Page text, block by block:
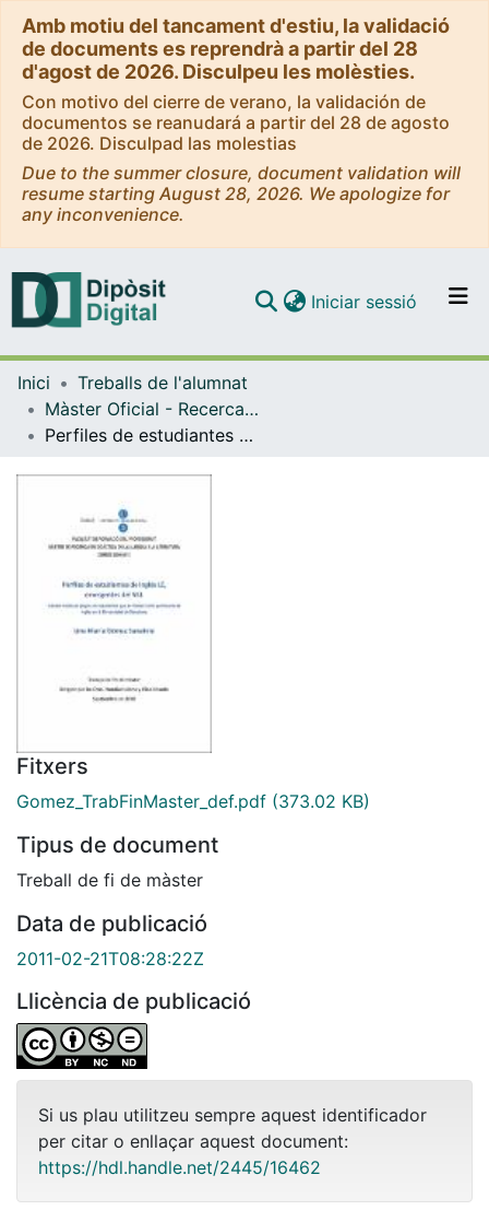
Amb motiu del tancament d'estiu, la validació
de documents es reprendrà a partir del 28
d'agost de 2026. Disculpeu les molèsties.
Con motivo del cierre de verano, la validación de
documentos se reanudará a partir del 28 de agosto
de 2026. Disculpad las molestias
Due to the summer closure, document validation will
resume starting August 28, 2026. We apologize for
any inconvenience.
Navega per tot el DD
Iniciar sessió (current)
Inici
Treballs de l'alumnat
Màster Oficial - Recerca en Didàctica de la Llengua i la Literatura
Perfiles de estudiantes de Inglés LE, emergentes del SILL. Estudio hecho en grupos de estudiantes que se forman como profesores de inglés en la Universidad de Barcelona.
Fitxers
Gomez_TrabFinMaster_def.pdf (373.02 KB)
Tipus de document
Treball de fi de màster
Data de publicació
2011-02-21T08:28:22Z
Llicència de publicació
Si us plau utilitzeu sempre aquest identificador
per citar o enllaçar aquest document:
https://hdl.handle.net/2445/16462